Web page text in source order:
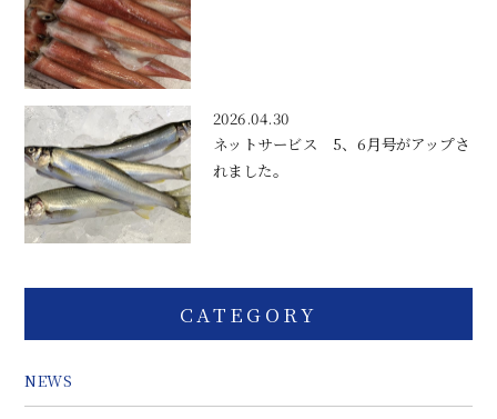
2026.04.30
ネットサービス 5、6月号がアップさ
れました。
CATEGORY
NEWS